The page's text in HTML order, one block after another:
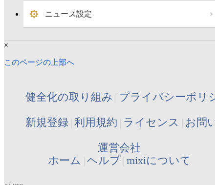
ニュース設定
×
このページの上部へ
健全化の取り組み プライバシーポリ
新規登録 利用規約 ライセンス お問
運営会社
ホーム ヘルプ mixiについて